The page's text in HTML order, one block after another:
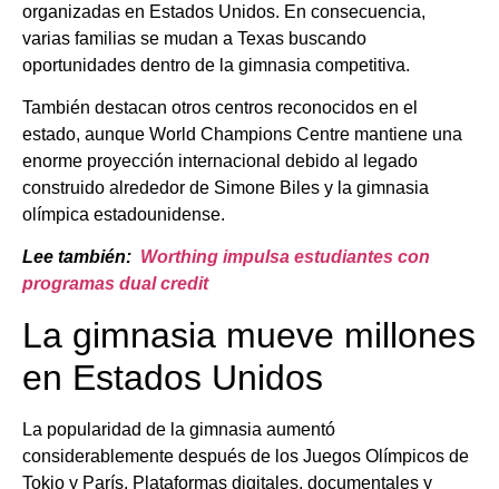
organizadas en Estados Unidos. En consecuencia,
varias familias se mudan a Texas buscando
oportunidades dentro de la gimnasia competitiva.
También destacan otros centros reconocidos en el
estado, aunque World Champions Centre mantiene una
enorme proyección internacional debido al legado
construido alrededor de Simone Biles y la gimnasia
olímpica estadounidense.
Lee también: Worthing impulsa estudiantes con
programas dual credit
La gimnasia mueve millones
en Estados Unidos
La popularidad de la gimnasia aumentó
considerablemente después de los Juegos Olímpicos de
Tokio y París. Plataformas digitales, documentales y